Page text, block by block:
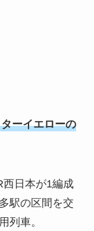
ーイエローの
西日本が1編成
駅の区間を交
列車。